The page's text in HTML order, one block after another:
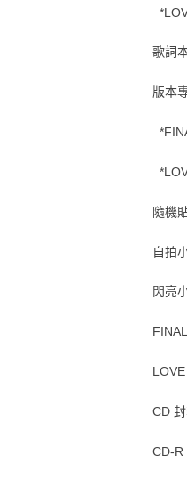
歌詞
版本
隨機
自拍
閃亮
CD
CD-R